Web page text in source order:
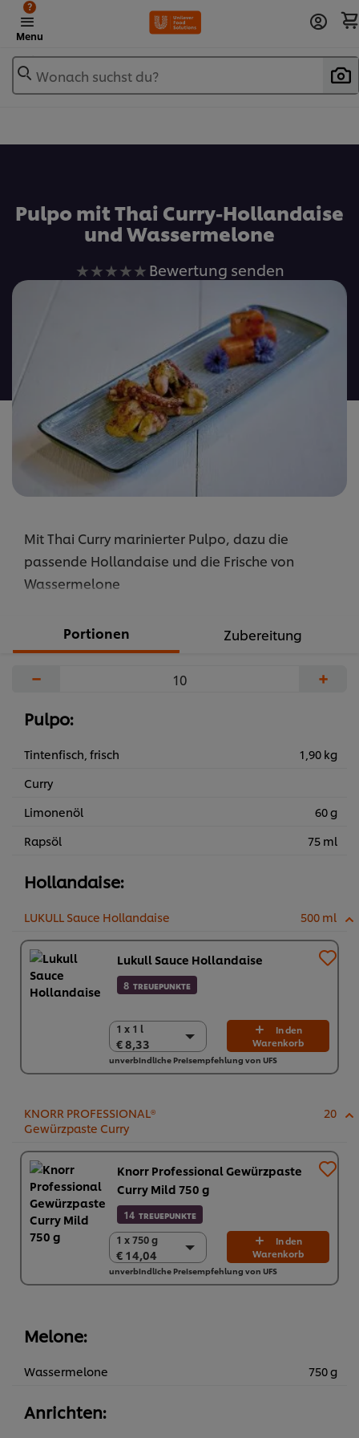
Menu
?
Wonach suchst du?
Pulpo mit Thai Curry-Hollandaise
und Wassermelone
Keine
dieses
recipe
abgegeben
Bewertung senden
Mit Thai Curry marinierter Pulpo, dazu die
passende Hollandaise und die Frische von
Wassermelone
Portionen Zubereitung
− +
Pulpo:
Tintenfisch, frisch
1,90 kg
Curry
Limonenöl
60 g
Rapsöl
75 ml
Hollandaise:
LUKULL Sauce Hollandaise 500 ml
Lukull Sauce Hollandaise
8 TREUEPUNKTE
1 x 1 l
€ 8,33
1 x 1 l
€ 8,33
10 x 1 l
In den
Warenkorb
unverbindliche Preisempfehlung von UFS
KNORR PROFESSIONAL®
Gewürzpaste Curry
20
Knorr Professional Gewürzpaste
Curry Mild 750 g
14 TREUEPUNKTE
1 x 750 g
€ 14,04
1 x 750 g
€ 14,04
2 x 750 g
In den
Warenkorb
unverbindliche Preisempfehlung von UFS
Melone:
Wassermelone 750 g
Anrichten: